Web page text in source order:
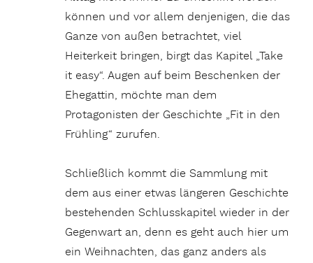
können und vor allem denjenigen, die das
Ganze von außen betrachtet, viel
Heiterkeit bringen, birgt das Kapitel „Take
it easy“. Augen auf beim Beschenken der
Ehegattin, möchte man dem
Protagonisten der Geschichte „Fit in den
Frühling“ zurufen.
Schließlich kommt die Sammlung mit
dem aus einer etwas längeren Geschichte
bestehenden Schlusskapitel wieder in der
Gegenwart an, denn es geht auch hier um
ein Weihnachten, das ganz anders als